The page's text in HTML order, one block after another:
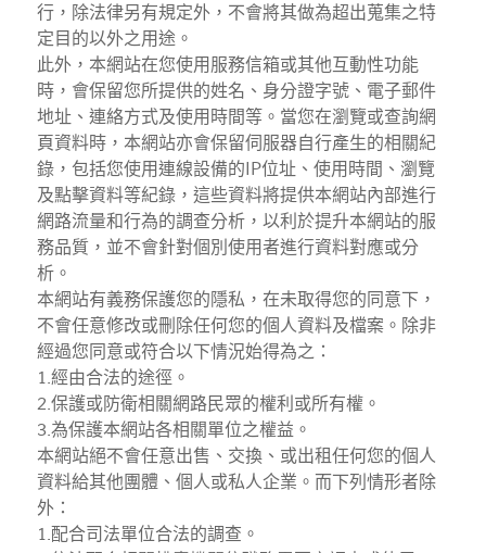
行，除法律另有規定外，不會將其做為超出蒐集之特
定目的以外之用途。
此外，本網站在您使用服務信箱或其他互動性功能
時，會保留您所提供的姓名、身分證字號、電子郵件
地址、連絡方式及使用時間等。當您在瀏覽或查詢網
頁資料時，本網站亦會保留伺服器自行產生的相關紀
錄，包括您使用連線設備的IP位址、使用時間、瀏覽
及點擊資料等紀錄，這些資料將提供本網站內部進行
網路流量和行為的調查分析，以利於提升本網站的服
務品質，並不會針對個別使用者進行資料對應或分
析。
本網站有義務保護您的隱私，在未取得您的同意下，
不會任意修改或刪除任何您的個人資料及檔案。除非
經過您同意或符合以下情況始得為之：
1.經由合法的途徑。
2.保護或防衛相關網路民眾的權利或所有權。
3.為保護本網站各相關單位之權益。
本網站絕不會任意出售、交換、或出租任何您的個人
資料給其他團體、個人或私人企業。而下列情形者除
外：
1.配合司法單位合法的調查。